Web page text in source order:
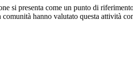
si presenta come un punto di
hanno valutato questa attività